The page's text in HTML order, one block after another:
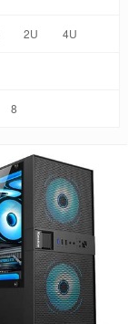
2U 4U
8